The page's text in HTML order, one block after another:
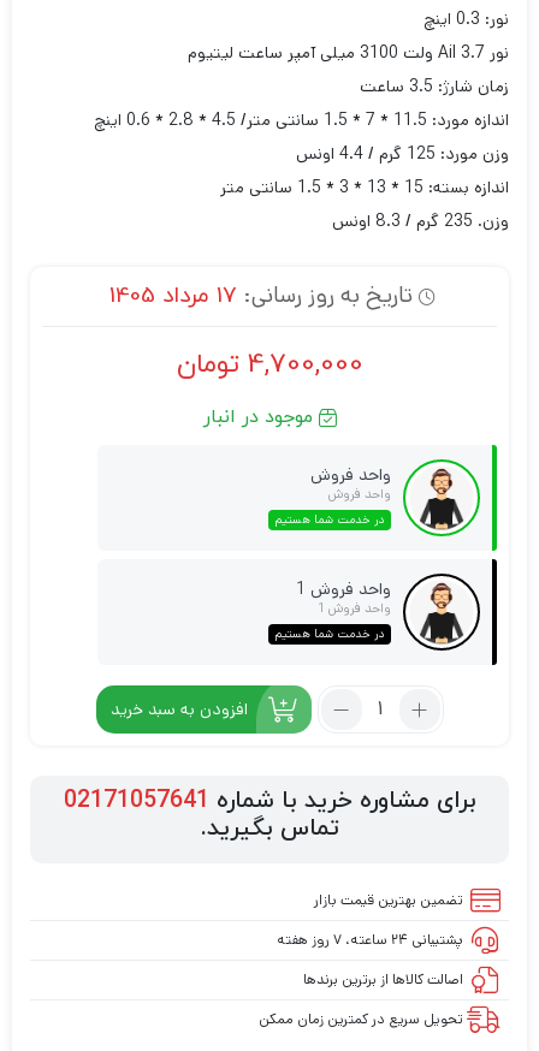
نور: 0.3 اینچ
نور Ail 3.7 ولت 3100 میلی آمپر ساعت لیتیوم
زمان شارژ: 3.5 ساعت
اندازه مورد: 11.5 * 7 * 1.5 سانتی متر/ 4.5 * 2.8 * 0.6 اینچ
وزن مورد: 125 گرم / 4.4 اونس
اندازه بسته: 15 * 13 * 3 * 1.5 سانتی متر
وزن. 235 گرم / 8.3 اونس
تاریخ به روز رسانی: 17 مرداد 1405
4,700,000 تومان
موجود در انبار
واحد فروش
واحد فروش
در خدمت شما هستیم
واحد فروش 1
واحد فروش 1
در خدمت شما هستیم
افزودن به سبد خرید
برای مشاوره خرید با شماره 02171057641
تماس بگیرید.
تضمین بهترین قیمت بازار
پشتیبانی ۲۴ ساعته، ۷ روز هفته
اصالت کالاها از برترین برندها
تحویل سریع در کمترین زمان ممکن